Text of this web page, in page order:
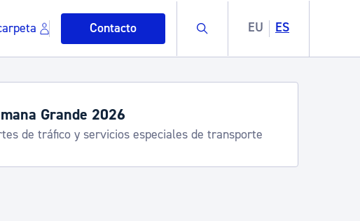
Contacto Buscar EU ES
Grande 2026
de tráfico y servicios especiales de transporte